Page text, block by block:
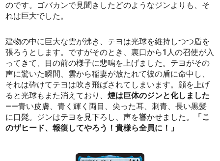
のです。ゴバカンで見聞きしたどのようなジンよりも、そ
れは巨大でした。
建物の中に巨大な雲が沸き、テヨは光球を維持しつつ盾を
張ろうとします。ですがそのとき、裏口から1人の召使が入
ってきて、目の前の様子に悲鳴を上げました。テヨがその
声に驚いた瞬間、雲から稲妻が放たれて彼の盾に命中し、
それは砕けてテヨは吹き飛ばされてしまいます。顔を上げ
ると光球もまた消えており、煙は巨体のジンと化しました
――青い皮膚、青く輝く両目、尖った耳、刺青、長い黒髪
に口髭。ジンはテヨを見下ろし、声を響かせました。
「こ
のザヒード、報復してやろう！貴様ら全員に！」